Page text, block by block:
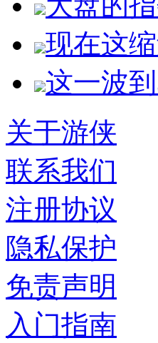
现在这
这一波
关于游侠
联系我们
注册协议
隐私保护
免责声明
入门指南